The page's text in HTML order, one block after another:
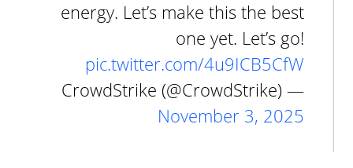
energy. Let’s make this the best
one yet. Let’s go!
pic.twitter.com/4u9ICB5CfW
— CrowdStrike (@CrowdStrike)
November 3, 2025